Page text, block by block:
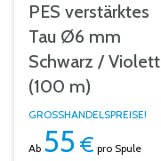
PES verstärktes
Tau Ø6 mm
Schwarz / Violett
(100 m)
GROSSHANDELSPREISE!
Ab 55 € pro Spule